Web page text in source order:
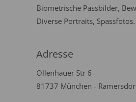
Biometrische Passbilder,
Diverse Portraits, Spassfotos.
Adresse
Ollenhauer Str 6
81737 München -